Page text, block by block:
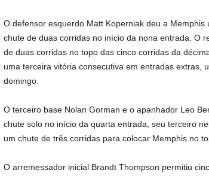
O defensor esquerdo Matt Koperniak deu a
chute de duas corridas no início da nona entrada. O
de duas corridas no topo das cinco corridas da
uma terceira vitória consecutiva em entradas extras,
domingo.
O terceiro base Nolan Gorman e o apanhador Leo
chute solo no início da quarta entrada, seu terceiro
um chute de três corridas para colocar Memphis no
O arremessador inicial Brandt Thompson permitiu